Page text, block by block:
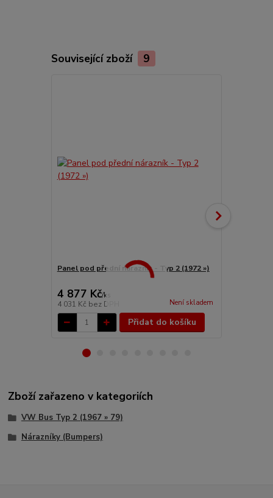
Související zboží 9
Panel pod přední nárazník - Typ 2 (1972 »)
4 877 Kč/ks
4 031 Kč bez DPH Není skladem
Přidat do košíku
Zboží zařazeno v kategoriích
VW Bus Typ 2 (1967 » 79)
Nárazníky (Bumpers)